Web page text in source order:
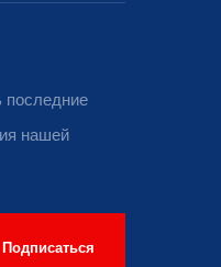
последние
нашей
Подписаться